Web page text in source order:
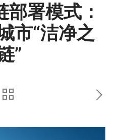
署模式：
市“洁净之
”